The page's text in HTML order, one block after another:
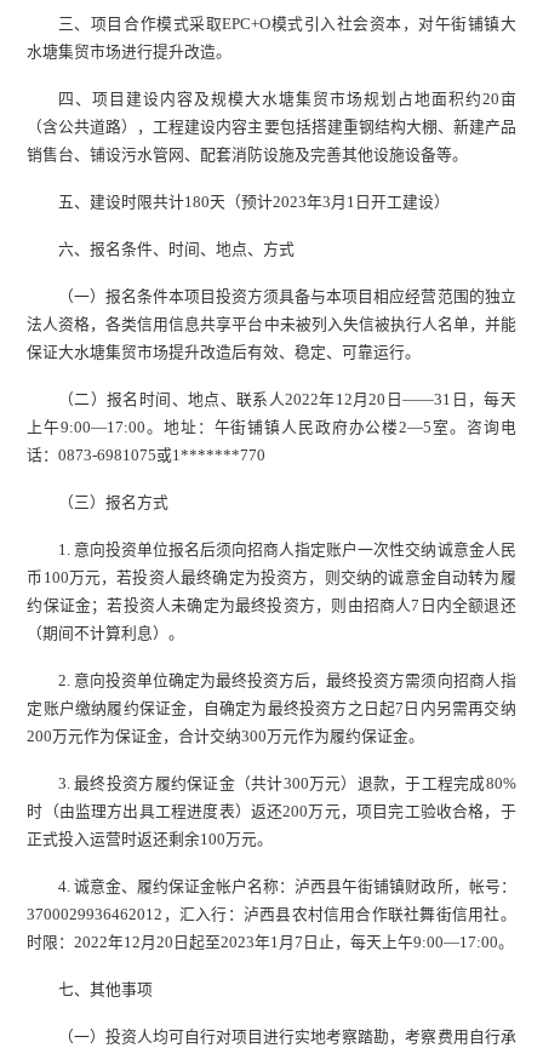
三、项目合作模式采取EPC+O模式引入社会资本，对午街铺镇大
水塘集贸市场进行提升改造。
四、项目建设内容及规模大水塘集贸市场规划占地面积约20亩
（含公共道路），工程建设内容主要包括搭建重钢结构大棚、新建产品
销售台、铺设污水管网、配套消防设施及完善其他设施设备等。
五、建设时限共计180天（预计2023年3月1日开工建设）
六、报名条件、时间、地点、方式
（一）报名条件本项目投资方须具备与本项目相应经营范围的独立
法人资格，各类信用信息共享平台中未被列入失信被执行人名单，并能
保证大水塘集贸市场提升改造后有效、稳定、可靠运行。
（二）报名时间、地点、联系人2022年12月20日——31日，每天
上午9:00—17:00。地址：午街铺镇人民政府办公楼2—5室。咨询电
话：0873-6981075或1*******770
（三）报名方式
1. 意向投资单位报名后须向招商人指定账户一次性交纳诚意金人民
币100万元，若投资人最终确定为投资方，则交纳的诚意金自动转为履
约保证金；若投资人未确定为最终投资方，则由招商人7日内全额退还
（期间不计算利息）。
2. 意向投资单位确定为最终投资方后，最终投资方需须向招商人指
定账户缴纳履约保证金，自确定为最终投资方之日起7日内另需再交纳
200万元作为保证金，合计交纳300万元作为履约保证金。
3. 最终投资方履约保证金（共计300万元）退款，于工程完成80%
时（由监理方出具工程进度表）返还200万元，项目完工验收合格，于
正式投入运营时返还剩余100万元。
4. 诚意金、履约保证金帐户名称：泸西县午街铺镇财政所，帐号：
3700029936462012，汇入行：泸西县农村信用合作联社舞街信用社。
时限：2022年12月20日起至2023年1月7日止，每天上午9:00—17:00。
七、其他事项
（一）投资人均可自行对项目进行实地考察踏勘，考察费用自行承